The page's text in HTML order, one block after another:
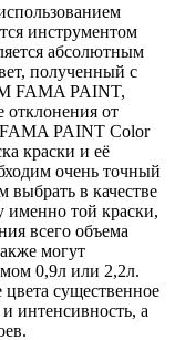
инструментом
абсолютным
полученный с
FAMA PAINT,
отклонения от
FAMA PAINT Color
краски и её
очень точный
выбрать в качестве
именно той краски,
всего объема
могут
0,9л или 2,2л.
существенное
интенсивность, а